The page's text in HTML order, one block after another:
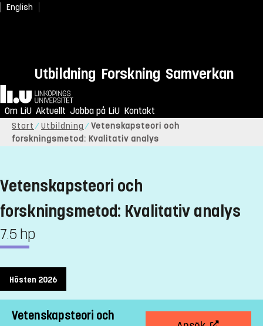
English
Utbildning Forskning Samverkan
Hem
Om LiU Aktuellt Jobba på LiU Kontakt
Start Utbildning
Vetenskapsteori och
forskningsmetod: Kvalitativ analys
Vetenskapsteori och
forskningsmetod: Kvalitativ analys
7.5 hp
Hösten 2026
Vetenskapsteori och